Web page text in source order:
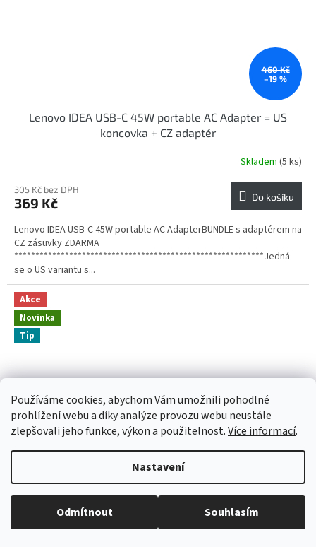
Používáme cookies, abychom Vám umožnili pohodlné
prohlížení webu a díky analýze provozu webu neustále
zlepšovali jeho funkce, výkon a použitelnost.Více informací.
Nastavení
Odmítnout Souhlasím
460 Kč
–19 %
Lenovo IDEA USB-C 45W portable AC Adapter = US
koncovka + CZ adaptér
Skladem (5 ks)
305 Kč bez DPH
369 Kč Do košíku
Lenovo IDEA USB-C 45W portable AC AdapterBUNDLE s adaptérem na
CZ zásuvky ZDARMA
***********************************************************Jedná
se o US variantu s...
Akce
Novinka
Tip
–50 %